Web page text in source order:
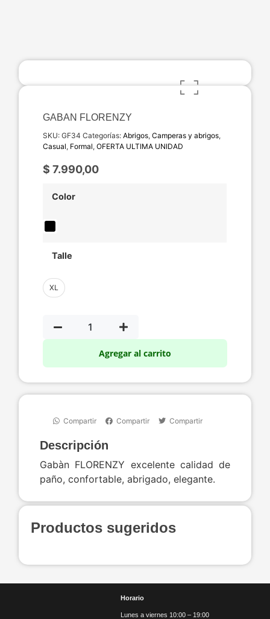
GABAN FLORENZY
SKU:GF34 Categorías:Abrigos,Camperas y abrigos,
Casual, Formal,OFERTA ULTIMA UNIDAD
$ 7.990,00
Color
Talle
XL
Agregar al carrito
Compartir Compartir Compartir
Descripción
Gabàn FLORENZY excelente calidad de
paño, confortable, abrigado, elegante.
Productos sugeridos
Horario
Lunes a viernes 10:00 – 19:00